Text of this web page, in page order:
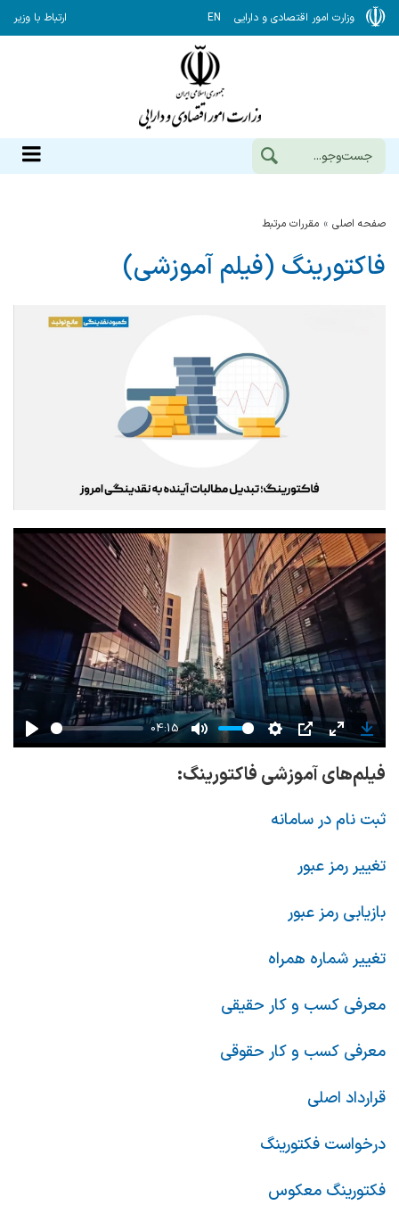
وزارت امور اقتصادی و دارایی EN ارتباط با وزیر
صفحه اصلی مقررات مرتبط
فاکتورینگ (فیلم آموزشی)
Play
04:15
Mute Settings
PIP Enter
fullscreen
فیلم‌های آموزشی فاکتورینگ:
ثبت نام در سامانه
تغییر رمز عبور
بازیابی رمز عبور
تغییر شماره همراه
معرفی کسب و کار حقیقی
معرفی کسب و کار حقوقی
قرارداد اصلی
درخواست فکتورینگ
فکتورینگ معکوس